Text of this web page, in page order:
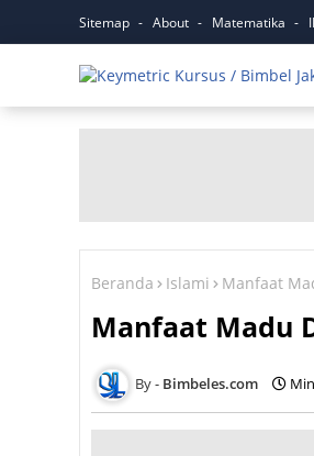
Sitemap About Matematika
Beranda Islami Manfaat
Manfaat Madu
Bimbeles.com